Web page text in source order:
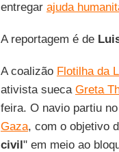
entregar ajuda
A reportagem é de
A coalizão Flotilha da
ativista sueca Greta
feira. O navio partiu
Gaza, com o objetivo
civil" em meio ao